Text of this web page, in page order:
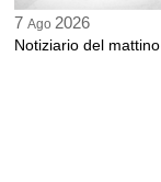
7 Ago 2026
Notiziario del mattino